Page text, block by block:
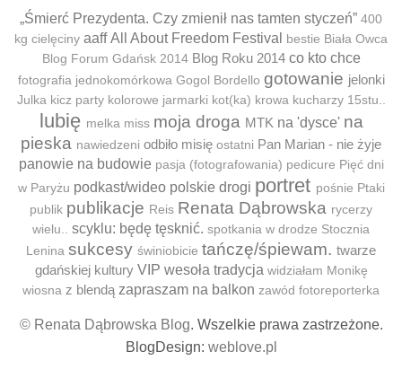
„Śmierć Prezydenta. Czy zmienił nas tamten styczeń” 400
kg cielęciny aaff All About Freedom Festival bestie Biała Owca
Blog Forum Gdańsk 2014 Blog Roku 2014 co kto chce
fotografia jednokomórkowa Gogol Bordello gotowanie jelonki
Julka kicz party kolorowe jarmarki kot(ka) krowa kucharzy 15stu..
lubię melka miss moja droga MTK na 'dysce' na
pieska nawiedzeni odbiło misię ostatni Pan Marian - nie żyje
panowie na budowie pasja (fotografowania) pedicure Pięć dni
w Paryżu podkast/wideo polskie drogi portret pośnie Ptaki
publik publikacje Reis Renata Dąbrowska rycerzy
wielu..
scyklu: będę tęsknić. spotkania w drodze Stocznia
Lenina sukcesy świniobicie tańczę/śpiewam. twarze
gdańskiej kultury VIP wesoła tradycja widziałam Monikę
wiosna z blendą zapraszam na balkon zawód fotoreporterka
© Renata Dąbrowska Blog. Wszelkie prawa zastrzeżone.
BlogDesign: weblove.pl